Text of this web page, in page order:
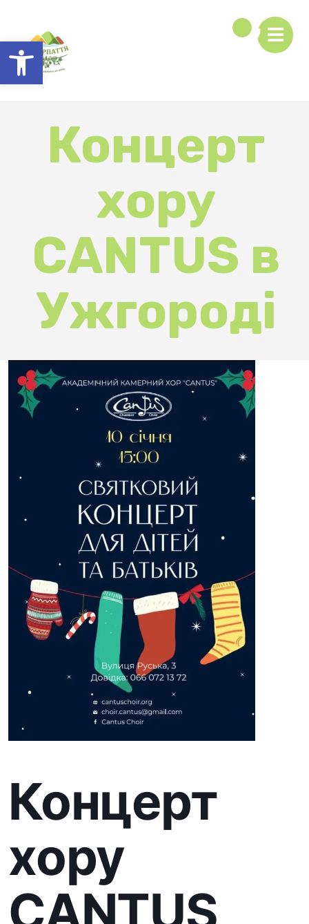
Відкрити Панель інструментів
Концерт
хору
CANTUS в
Ужгороді
Концерт
хору
в
Ужгороді
Камерний хор CANTUS